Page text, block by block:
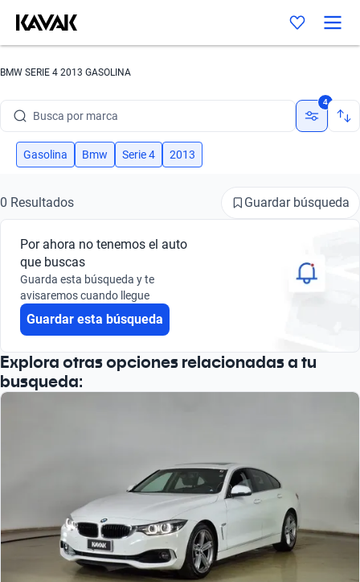
BMW SERIE 4 2013 GASOLINA
Busca por marca
Busca por modelo
Busca por año
Busca por marca
Busca por modelo
Busca por versión
Busca por año
4
Gasolina Bmw Serie 4 2013
0 Resultados Guardar búsqueda
Por ahora no tenemos el auto
que buscas
Guarda esta búsqueda y te
avisaremos cuando llegue
Guardar esta búsqueda
Explora otras opciones relacionadas a tu
busqueda: